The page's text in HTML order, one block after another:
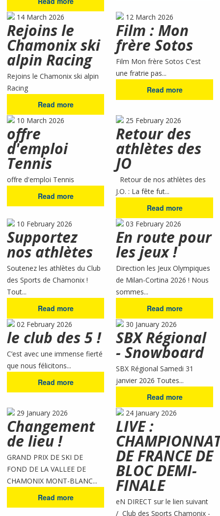
14 March 2026
Rejoins le
Chamonix ski
alpin Racing
Rejoins le Chamonix ski alpin
Racing
Read more
12 March 2026
Film : Mon
frère Sotos
Film Mon frère Sotos C’est
une fratrie pas...
Read more
10 March 2026
offre
d'emploi
Tennis
offre d'emploi Tennis
Read more
25 February 2026
Retour des
athlètes des
JO
Retour de nos athlètes des
J.O. : La fête fut...
Read more
10 February 2026
Supportez
nos athlètes
Soutenez les athlètes du Club
des Sports de Chamonix !
Tout...
Read more
03 February 2026
En route pour
les jeux !
Direction les Jeux Olympiques
de Milan-Cortina 2026 ! Nous
sommes...
Read more
02 February 2026
le club des 5 !
C’est avec une immense fierté
que nous félicitons...
Read more
30 January 2026
SBX Régional
- Snowboard
SBX Régional Samedi 31
janvier 2026 Toutes...
Read more
29 January 2026
Changement
de lieu !
GRAND PRIX DE SKI DE
FOND DE LA VALLEE DE
CHAMONIX MONT-BLANC...
Read more
24 January 2026
LIVE :
DE FRANCE DE
BLOC DEMI-
FINALE
eN DIRECT sur le lien suivant
/ Club des Sports Chamonix -